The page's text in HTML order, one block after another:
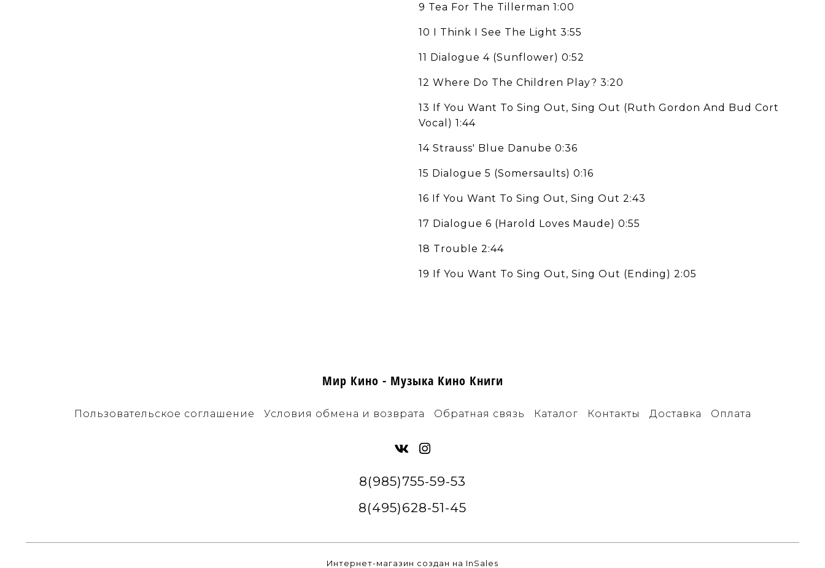
9 Tea For The Tillerman 1:00
10 I Think I See The Light 3:55
11 Dialogue 4 (Sunflower) 0:52
12 Where Do The Children Play? 3:20
13 If You Want To Sing Out, Sing Out (Ruth Gordon And Bud Cort
Vocal) 1:44
14 Strauss' Blue Danube 0:36
15 Dialogue 5 (Somersaults) 0:16
16 If You Want To Sing Out, Sing Out 2:43
17 Dialogue 6 (Harold Loves Maude) 0:55
18 Trouble 2:44
19 If You Want To Sing Out, Sing Out (Ending) 2:05
Мир Кино - Музыка Кино Книги
Пользовательское соглашение Условия обмена и возврата Обратная связь Каталог Контакты Доставка Оплата
8(985)755-59-53
8(495)628-51-45
Интернет-магазин создан на InSales